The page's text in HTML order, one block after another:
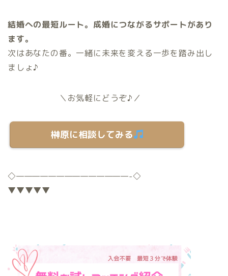
結婚への最短ルート。成婚につながるサポートがあり
ます。
次はあなたの番。一緒に未来を変える一歩を踏み出し
ましょ♪
＼お気軽にどうぞ♪／
榊原に相談してみる
◇——————————————-◇
▼▼▼▼▼